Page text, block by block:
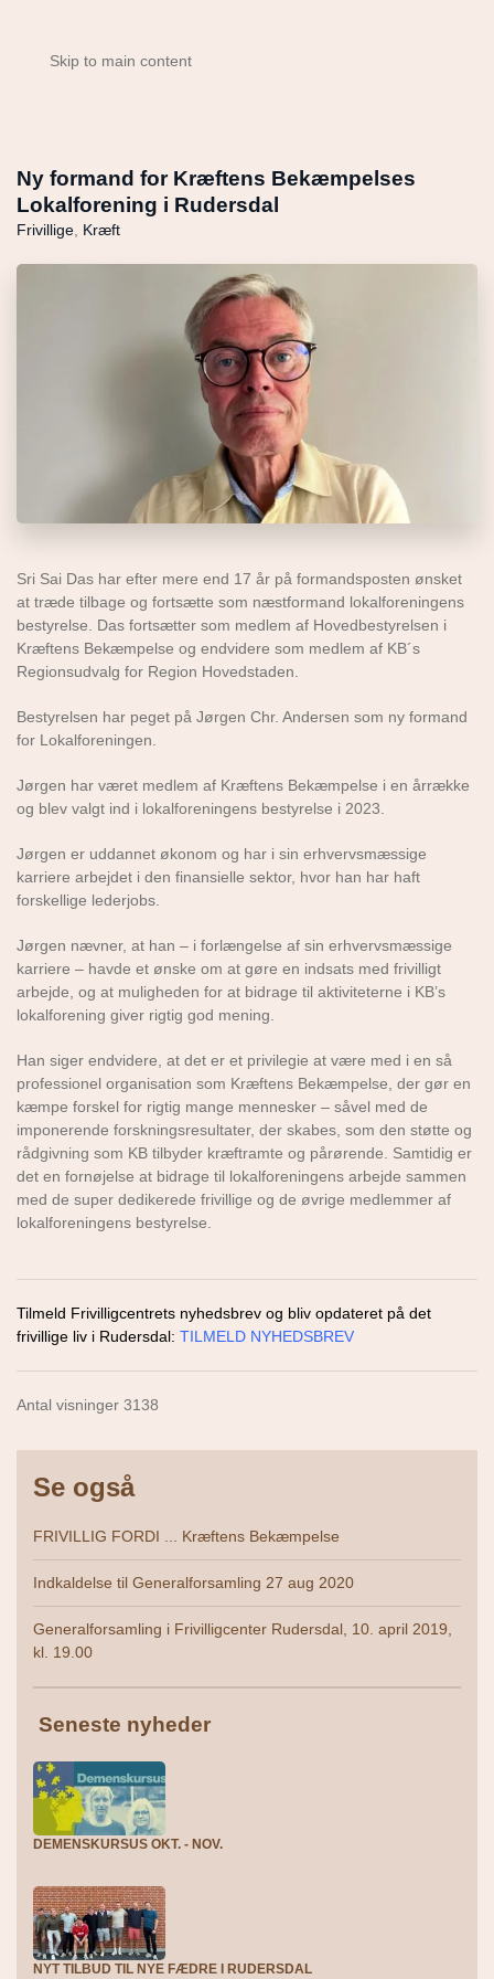
Skip to main content
Ny formand for Kræftens Bekæmpelses
Lokalforening i Rudersdal
Frivillige Kræft
Sri Sai Das har efter mere end 17 år på formandsposten ønsket
at træde tilbage og fortsætte som næstformand lokalforeningens
bestyrelse. Das fortsætter som medlem af Hovedbestyrelsen i
Kræftens Bekæmpelse og endvidere som medlem af KB´s
Regionsudvalg for Region Hovedstaden.
Bestyrelsen har peget på Jørgen Chr. Andersen som ny formand
for Lokalforeningen.
Jørgen har været medlem af Kræftens Bekæmpelse i en årrække
og blev valgt ind i lokalforeningens bestyrelse i 2023.
Jørgen er uddannet økonom og har i sin erhvervsmæssige
karriere arbejdet i den finansielle sektor, hvor han har haft
forskellige lederjobs.
Jørgen nævner, at han – i forlængelse af sin erhvervsmæssige
karriere – havde et ønske om at gøre en indsats med frivilligt
arbejde, og at muligheden for at bidrage til aktiviteterne i KB’s
lokalforening giver rigtig god mening.
Han siger endvidere, at det er et privilegie at være med i en så
professionel organisation som Kræftens Bekæmpelse, der gør en
kæmpe forskel for rigtig mange mennesker – såvel med de
imponerende forskningsresultater, der skabes, som den støtte og
rådgivning som KB tilbyder kræftramte og pårørende. Samtidig er
det en fornøjelse at bidrage til lokalforeningens arbejde sammen
med de super dedikerede frivillige og de øvrige medlemmer af
lokalforeningens bestyrelse.
Tilmeld Frivilligcentrets nyhedsbrev og bliv opdateret på det
frivillige liv i Rudersdal: TILMELD NYHEDSBREV
Antal visninger 3138
Se også
FRIVILLIG FORDI ... Kræftens Bekæmpelse
Indkaldelse til Generalforsamling 27 aug 2020
Generalforsamling i Frivilligcenter Rudersdal, 10. april 2019,
kl. 19.00
Seneste nyheder
DEMENSKURSUS OKT. - NOV.
NYT TILBUD TIL NYE FÆDRE I RUDERSDAL